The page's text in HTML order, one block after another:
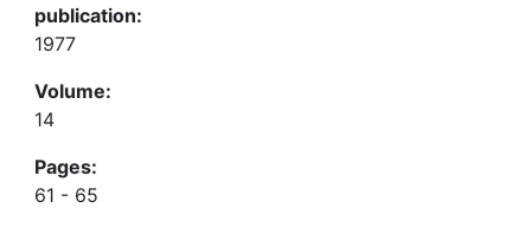
publication:
1977
Volume:
14
Pages:
61 - 65